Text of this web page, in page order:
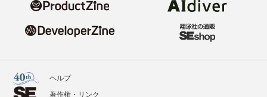
ヘルプ
著作権・リンク